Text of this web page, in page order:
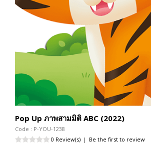
Pop Up ภาพสามมิติ ABC (2022)
Code : P-YOU-1238
0 Review(s) | Be the first to review